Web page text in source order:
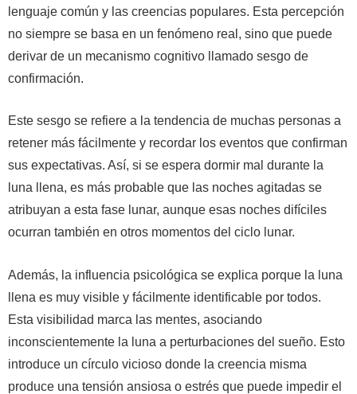
lenguaje común y las creencias populares. Esta percepción
no siempre se basa en un fenómeno real, sino que puede
derivar de un mecanismo cognitivo llamado sesgo de
confirmación.
Este sesgo se refiere a la tendencia de muchas personas a
retener más fácilmente y recordar los eventos que confirman
sus expectativas. Así, si se espera dormir mal durante la
luna llena, es más probable que las noches agitadas se
atribuyan a esta fase lunar, aunque esas noches difíciles
ocurran también en otros momentos del ciclo lunar.
Además, la influencia psicológica se explica porque la luna
llena es muy visible y fácilmente identificable por todos.
Esta visibilidad marca las mentes, asociando
inconscientemente la luna a perturbaciones del sueño. Esto
introduce un círculo vicioso donde la creencia misma
produce una tensión ansiosa o estrés que puede impedir el